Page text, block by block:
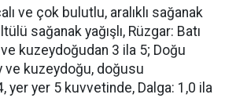
ve çok bulutlu, aralıklı sağanak
sağanak yağışlı, Rüzgar: Batı
kuzeydoğudan 3 ila 5; Doğu
ve kuzeydoğu, doğusu
yer yer 5 kuvvetinde, Dalga: 1,0 ila